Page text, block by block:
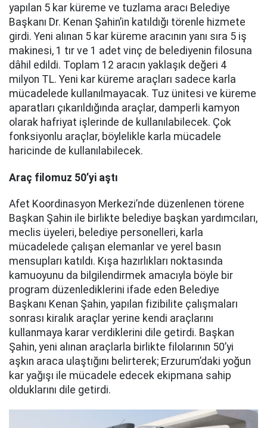
yapılan 5 kar küreme ve tuzlama aracı Belediye
Başkanı Dr. Kenan Şahin’in katıldığı törenle hizmete
girdi. Yeni alınan 5 kar küreme aracının yanı sıra 5 iş
makinesi, 1 tır ve 1 adet vinç de belediyenin filosuna
dâhil edildi. Toplam 12 aracın yaklaşık değeri 4
milyon TL. Yeni kar küreme araçları sadece karla
mücadelede kullanılmayacak. Tuz ünitesi ve küreme
aparatları çıkarıldığında araçlar, damperli kamyon
olarak hafriyat işlerinde de kullanılabilecek. Çok
fonksiyonlu araçlar, böylelikle karla mücadele
haricinde de kullanılabilecek.
Araç filomuz 50’yi aştı
Afet Koordinasyon Merkezi’nde düzenlenen törene
Başkan Şahin ile birlikte belediye başkan yardımcıları,
meclis üyeleri, belediye personelleri, karla
mücadelede çalışan elemanlar ve yerel basın
mensupları katıldı. Kışa hazırlıkları noktasında
kamuoyunu da bilgilendirmek amacıyla böyle bir
program düzenlediklerini ifade eden Belediye
Başkanı Kenan Şahin, yapılan fizibilite çalışmaları
sonrası kiralık araçlar yerine kendi araçlarını
kullanmaya karar verdiklerini dile getirdi. Başkan
Şahin, yeni alınan araçlarla birlikte filolarının 50’yi
aşkın araca ulaştığını belirterek; Erzurum’daki yoğun
kar yağışı ile mücadele edecek ekipmana sahip
olduklarını dile getirdi.